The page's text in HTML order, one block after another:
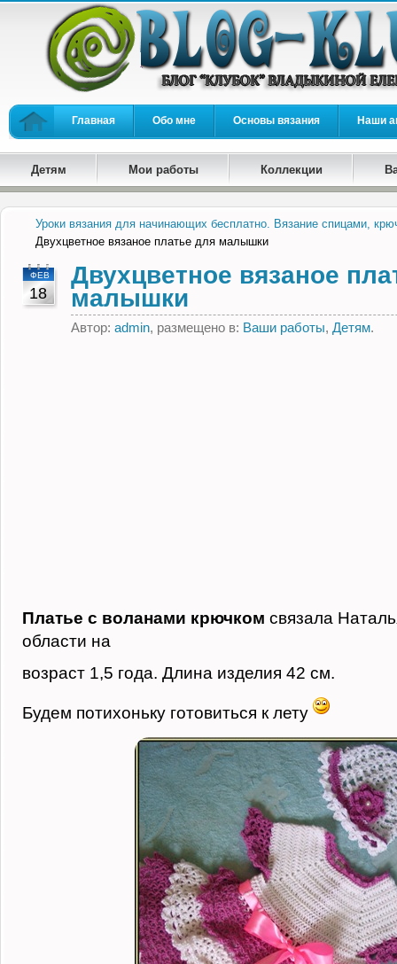
Главная Обо мне Основы вязания Наши
Детям Мои работы Коллекции
Уроки вязания для начинающих бесплатно. Вязание спицами,
Двухцветное вязаное платье для малышки
ФЕВ
18
Двухцветное вязаное
малышки
Автор: admin, размещено в: Ваши работы, Детям.
Платье с воланами крючком связала
области на
возраст 1,5 года. Длина изделия 42 см.
Будем потихоньку готовиться к лету